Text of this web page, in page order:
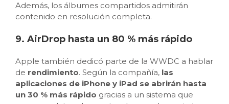
Además, los álbumes compartidos admitirán
contenido en resolución completa.
9. AirDrop hasta un 80 % más rápido
Apple también dedicó parte de la WWDC a hablar
de rendimiento. Según la compañía, las
aplicaciones de iPhone y iPad se abrirán hasta
un 30 % más rápido gracias a un sistema que